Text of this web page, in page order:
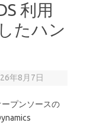
利用
たハン
年8月7日
プンソースの